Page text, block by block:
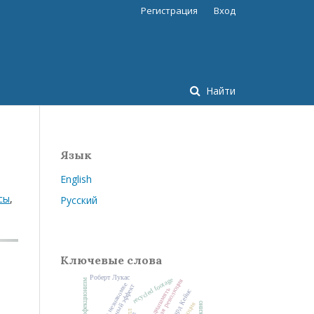
Найти
Регистрация Вход
,
Язык
English
Русский
Ключевые слова
я
медиапамять
recycled footage
Роберт Лукас